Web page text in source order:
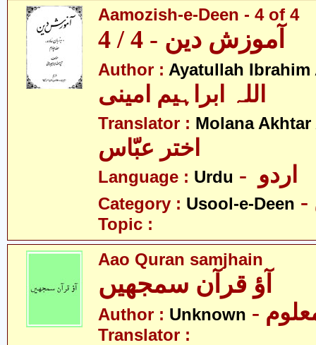
Aamozish-e-Deen - 4 of 4
آموزش دین - 4 / 4
Author : Ayatullah Ibrahim
اللہ ابراہیم امینی
Translator : Molana Akhtar
اختر عبّاس
Language : Urdu
Category : Usool-e-Deen
Topic :
Aao Quran samjhain
آؤ قرآن سمجھیں
Author : Unknown معلوم
Translator :